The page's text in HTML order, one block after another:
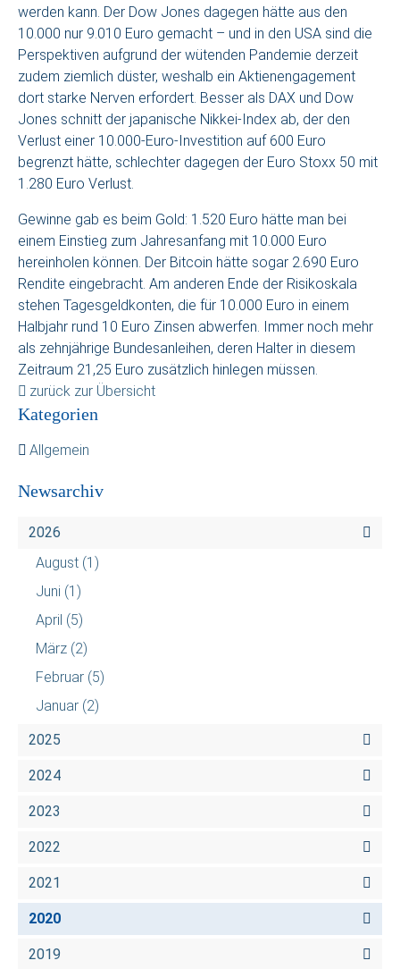
werden kann. Der Dow Jones dagegen hätte aus den
10.000 nur 9.010 Euro gemacht – und in den USA sind die
Perspektiven aufgrund der wütenden Pandemie derzeit
zudem ziemlich düster, weshalb ein Aktienengagement
dort starke Nerven erfordert. Besser als DAX und Dow
Jones schnitt der japanische Nikkei-Index ab, der den
Verlust einer 10.000-Euro-Investition auf 600 Euro
begrenzt hätte, schlechter dagegen der Euro Stoxx 50 mit
1.280 Euro Verlust.
Gewinne gab es beim Gold: 1.520 Euro hätte man bei
einem Einstieg zum Jahresanfang mit 10.000 Euro
hereinholen können. Der Bitcoin hätte sogar 2.690 Euro
Rendite eingebracht. Am anderen Ende der Risikoskala
stehen Tagesgeldkonten, die für 10.000 Euro in einem
Halbjahr rund 10 Euro Zinsen abwerfen. Immer noch mehr
als zehnjährige Bundesanleihen, deren Halter in diesem
Zeitraum 21,25 Euro zusätzlich hinlegen müssen.
zurück zur Übersicht
Kategorien
Allgemein
Newsarchiv
2026
August (1)
Juni (1)
April (5)
März (2)
Februar (5)
Januar (2)
2025
2024
2023
2022
2021
2020
2019